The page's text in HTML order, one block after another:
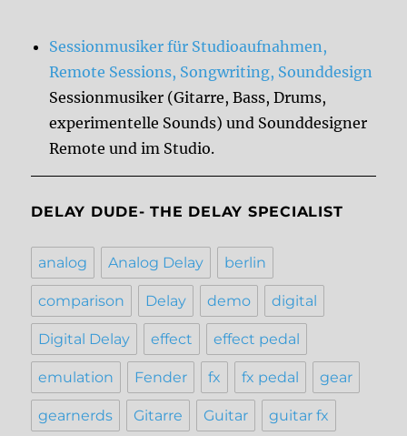
Sessionmusiker für Studioaufnahmen,
Remote Sessions, Songwriting, Sounddesign
Sessionmusiker (Gitarre, Bass, Drums,
experimentelle Sounds) und Sounddesigner
Remote und im Studio.
DELAY DUDE- THE DELAY SPECIALIST
analog Analog Delay berlin
comparison Delay demo digital
Digital Delay effect effect pedal
emulation Fender fx fx pedal gear
gearnerds Gitarre Guitar guitar fx